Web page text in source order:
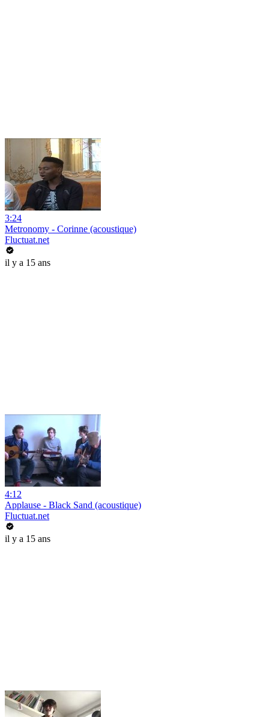
3:24
Metronomy - Corinne (acoustique)
Fluctuat.net
il y a 15 ans
4:12
Applause - Black Sand (acoustique)
Fluctuat.net
il y a 15 ans